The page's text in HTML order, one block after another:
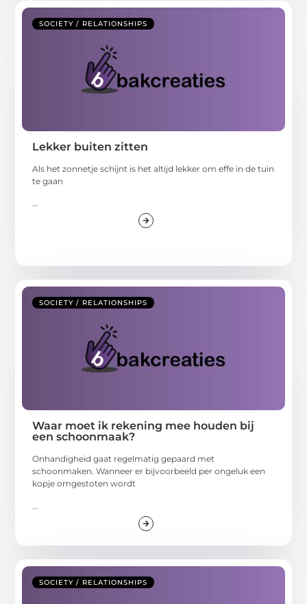
SOCIETY / RELATIONSHIPS
Lekker buiten zitten
Als het zonnetje schijnt is het altijd lekker om effe in de tuin
te gaan
...
SOCIETY / RELATIONSHIPS
Waar moet ik rekening mee houden bij
een schoonmaak?
Onhandigheid gaat regelmatig gepaard met
schoonmaken. Wanneer er bijvoorbeeld per ongeluk een
kopje omgestoten wordt
SOCIETY / RELATIONSHIPS